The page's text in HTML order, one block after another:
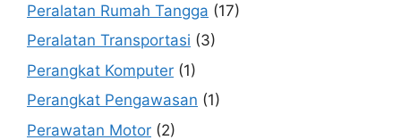
Peralatan Rumah Tangga (17)
Peralatan Transportasi (3)
Perangkat Komputer (1)
Perangkat Pengawasan (1)
Perawatan Motor (2)